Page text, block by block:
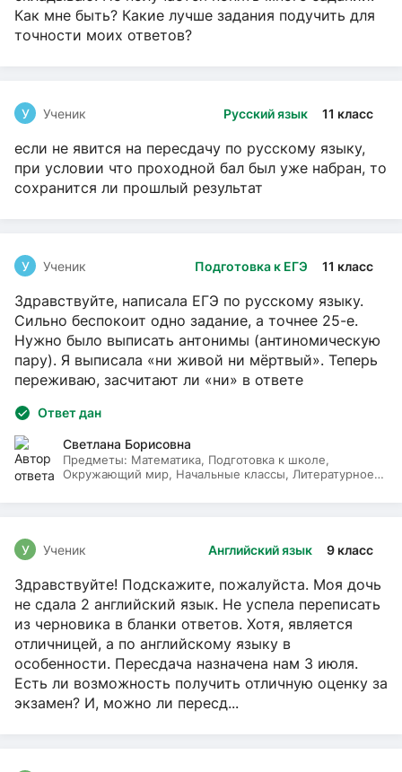
Как мне быть? Какие лучше задания подучить для
точности моих ответов?
Русский язык 11 класс
У Ученик
если не явится на пересдачу по русскому языку,
при условии что проходной бал был уже набран, то
сохранится ли прошлый результат
Подготовка к ЕГЭ 11 класс
У Ученик
Здравствуйте, написала ЕГЭ по русскому языку.
Сильно беспокоит одно задание, а точнее 25-е.
Нужно было выписать антонимы (антиномическую
пару). Я выписала «ни живой ни мёртвый». Теперь
переживаю, засчитают ли «ни» в ответе
Ответ дан
Светлана Борисовна
Предметы: Математика, Подготовка к школе,
Окружающий мир, Начальные классы, Литературное
Английский язык 9 класс
У Ученик
Здравствуйте! Подскажите, пожалуйста. Моя дочь
не сдала 2 английский язык. Не успела переписать
из черновика в бланки ответов. Хотя, является
отличницей, а по английскому языку в
особенности. Пересдача назначена нам 3 июля.
Есть ли возможность получить отличную оценку за
экзамен? И, можно ли пересд...